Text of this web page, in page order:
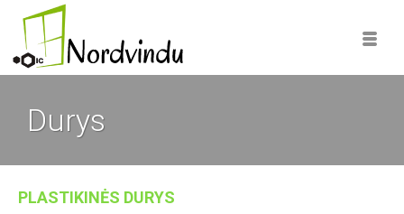
Durys
PLASTIKINĖS DURYS